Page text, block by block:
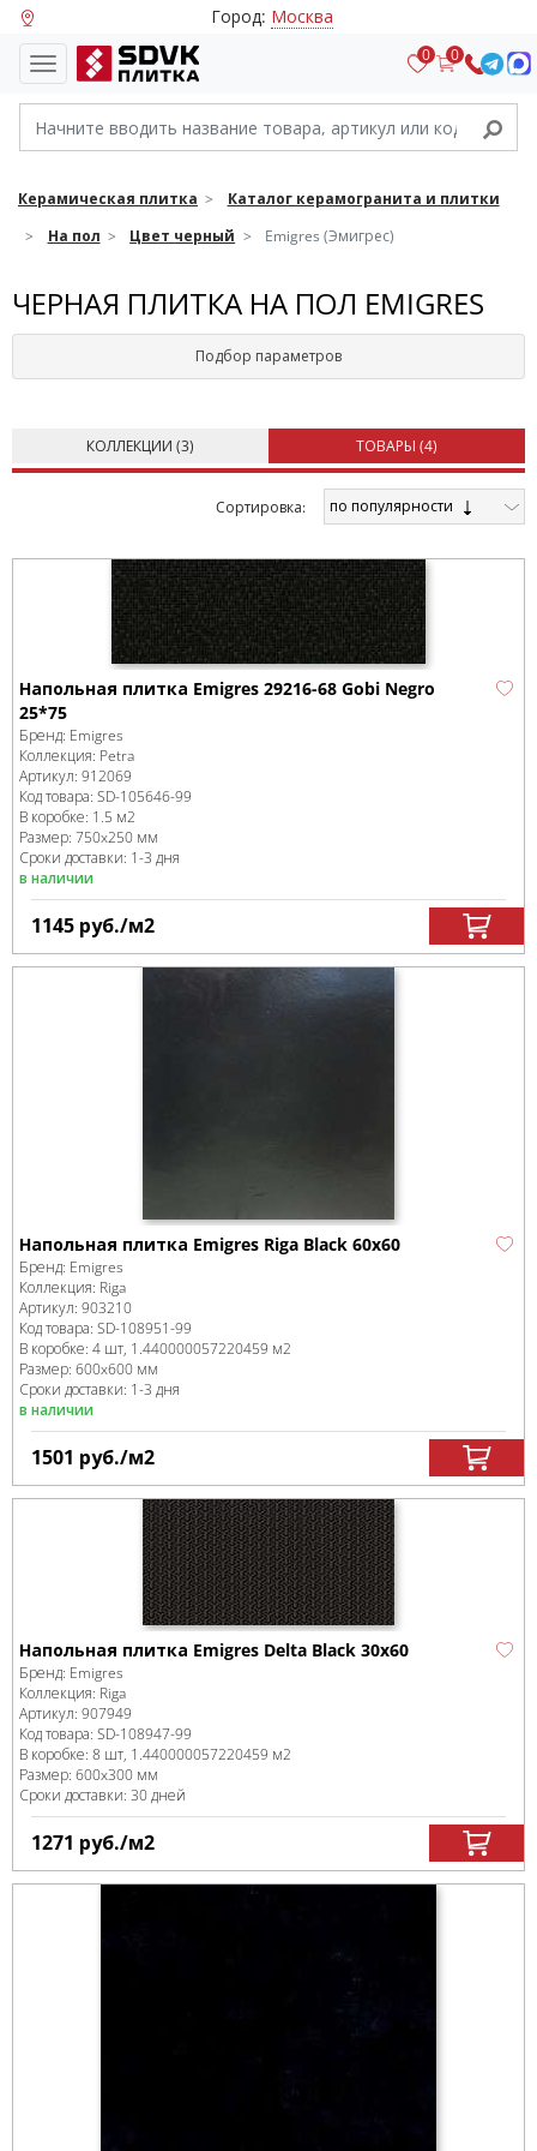
Город: Москва
0 0
Керамическая плитка
Каталог керамогранита и плитки
На пол
Цвет черный Emigres (Эмигрес)
ЧЕРНАЯ ПЛИТКА НА ПОЛ EMIGRES
Подбор параметров
КОЛЛЕКЦИИ (3) ТОВАРЫ (4)
Cортировка: по популярности
Напольная плитка Emigres 29216-68 Gobi Negro
25*75
Бренд: Emigres
Коллекция: Petra
Артикул: 912069
Код товара: SD-105646-99
В коробке: 1.5 м2
Размер: 750x250 мм
Сроки доставки: 1-3 дня
в наличии
1145 руб./м2
Напольная плитка Emigres Riga Black 60x60
Бренд: Emigres
Коллекция: Riga
Артикул: 903210
Код товара: SD-108951-99
В коробке: 4 шт, 1.440000057220459 м2
Размер: 600x600 мм
Сроки доставки: 1-3 дня
в наличии
1501 руб./м2
Напольная плитка Emigres Delta Black 30x60
Бренд: Emigres
Коллекция: Riga
Артикул: 907949
Код товара: SD-108947-99
В коробке: 8 шт, 1.440000057220459 м2
Размер: 600x300 мм
Сроки доставки: 30 дней
1271 руб./м2